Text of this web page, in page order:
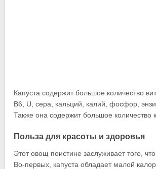
Капуста содержит большое количество
В6, U, сера, кальций, калий, фосфор,
Также она содержит большое количество
Польза для красоты и здоровья
Этот овощ поистине заслуживает того,
Во-первых, капуста обладает малой